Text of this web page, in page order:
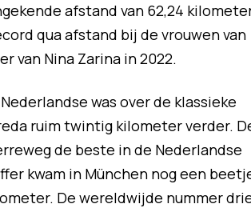
afstand van 62,24
qua afstand bij de vrouwen van
van Nina Zarina in 2022.
was over de klassieke
ruim twintig kilometer verder.
de beste in de Nederlandse
kwam in München nog een
De wereldwijde nummer